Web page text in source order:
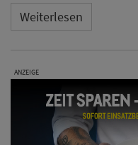
Weiterlesen
ANZEIGE